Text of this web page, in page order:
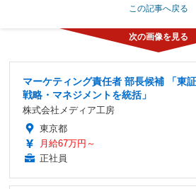
この記事へ戻る
マーケティング責任者 部長候補 「東
戦略・マネジメントを統括」
株式会社メディア工房
東京都
月給67万円～
正社員